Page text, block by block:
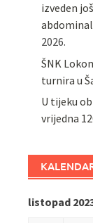
izveden
2026.
ŠNK
turnira u
U tijeku
vrijedna
listopad